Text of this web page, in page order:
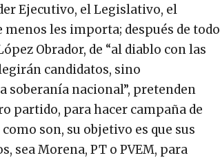
Ejecutivo, el Legislativo, el
les importa; después de todo
Obrador, de “al diablo con las
candidatos, sino
soberanía nacional”, pretenden
partido, para hacer campaña de
son, su objetivo es que sus
sea Morena, PT o PVEM, para